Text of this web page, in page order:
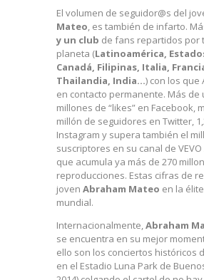
El volumen de seguidor@s del
Mateo , es también de infarto.
y un club de fans repartidos por
planeta (Latinoamérica,
Canadá, Filipinas, Italia,
Thailandia, India…) con los que
en contacto permanente. Más de
millones de “likes” en Facebook,
millón de seguidores en Twitter,
Instagram y supera también el
suscriptores en su canal de VEVO
que acumula ya más de 270
reproducciones. Estas cifras de
joven Abraham Mateo en la
mundial.
Internacionalmente, Abraham
se encuentra en su mejor
ello son los conciertos históricos
en el Estadio Luna Park de